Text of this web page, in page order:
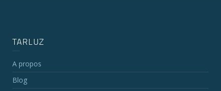
TARLUZ
A propos
Blog